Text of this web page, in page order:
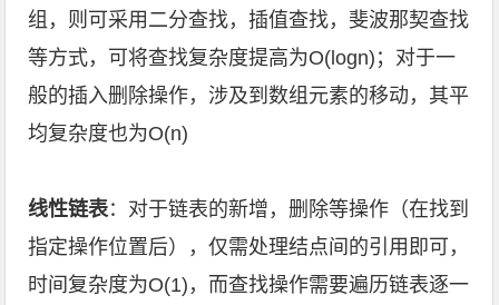
组，则可采用二分查找，插值查找，斐波那契查找
等方式，可将查找复杂度提高为O(logn)；对于一
般的插入删除操作，涉及到数组元素的移动，其平
均复杂度也为O(n)
线性链表：对于链表的新增，删除等操作（在找到
指定操作位置后），仅需处理结点间的引用即可，
时间复杂度为O(1)，而查找操作需要遍历链表逐一